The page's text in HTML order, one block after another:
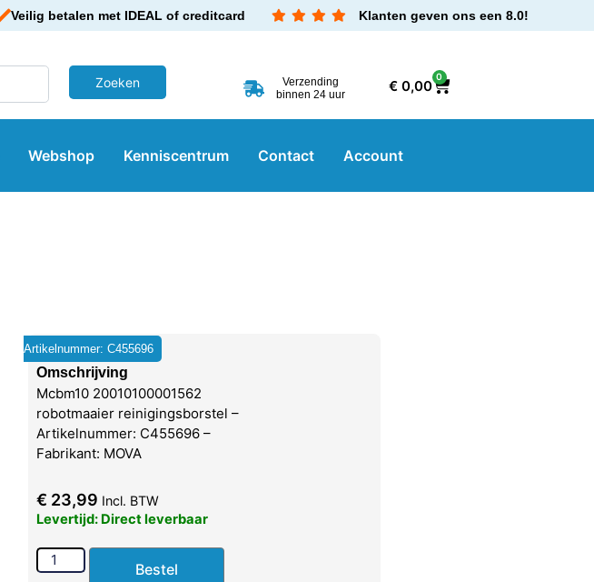
Veilig betalen met IDEAL of creditcard Klanten geven ons een 8.0!
Verzending
binnen 24 uur
€0,00
0
Webshop Kenniscentrum Contact Account
Artikelnummer: C455696
Omschrijving
Mcbm10 20010100001562
robotmaaier reinigingsborstel –
Artikelnummer: C455696 –
Fabrikant: MOVA
€ 23,99 Incl. BTW
Levertijd: Direct leverbaar
Bestel